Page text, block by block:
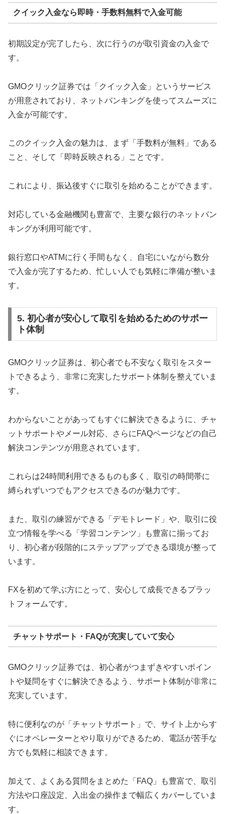
クイック入金なら即時・手数料無料で入金可能
初期設定が完了したら、次に行うのが取引資金の入金で
す。
GMOクリック証券では「クイック入金」というサービス
が用意されており、ネットバンキングを使ってスムーズに
入金が可能です。
このクイック入金の魅力は、まず「手数料が無料」である
こと、そして「即時反映される」ことです。
これにより、振込後すぐに取引を始めることができます。
対応している金融機関も豊富で、主要な銀行のネットバン
キングが利用可能です。
銀行窓口やATMに行く手間もなく、自宅にいながら数分
で入金が完了するため、忙しい人でも気軽に準備が整いま
す。
5. 初心者が安心して取引を始めるためのサポー
ト体制
GMOクリック証券は、初心者でも不安なく取引をスター
トできるよう、非常に充実したサポート体制を整えていま
す。
わからないことがあってもすぐに解決できるように、チャ
ットサポートやメール対応、さらにFAQページなどの自己
解決コンテンツが用意されています。
これらは24時間利用できるものも多く、取引の時間帯に
縛られずいつでもアクセスできるのが魅力です。
また、取引の練習ができる「デモトレード」や、取引に役
立つ情報を学べる「学習コンテンツ」も豊富に揃ってお
り、初心者が段階的にステップアップできる環境が整って
います。
FXを初めて学ぶ方にとって、安心して成長できるプラッ
トフォームです。
チャットサポート・FAQが充実していて安心
GMOクリック証券では、初心者がつまずきやすいポイン
トや疑問をすぐに解決できるよう、サポート体制が非常に
充実しています。
特に便利なのが「チャットサポート」で、サイト上からす
ぐにオペレーターとやり取りができるため、電話が苦手な
方でも気軽に相談できます。
加えて、よくある質問をまとめた「FAQ」も豊富で、取引
方法や口座設定、入出金の操作まで幅広くカバーしていま
す。